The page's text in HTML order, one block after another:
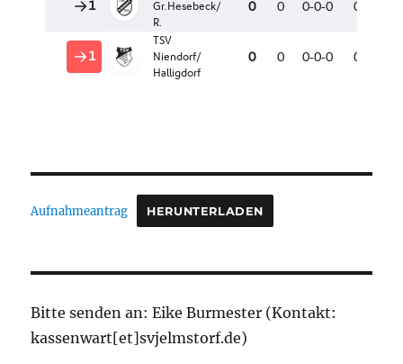
Aufnahmeantrag HERUNTERLADEN
Bitte senden an: Eike Burmester (Kontakt:
kassenwart[et]svjelmstorf.de)